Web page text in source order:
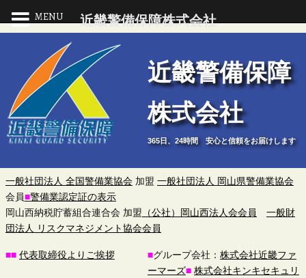
近
畿
警
備
保
障
株
近畿警備保障
株式会社
365日、24時間 安心と信頼をお届けします
一般社団法人 全国警備業協会 加盟 一般社団法人 岡山県警備業協会
会員■警備業認定証の表示
岡山西納税貯蓄組合連合会 加盟 （公社）岡山西法人会会員
一般財
団法人 リスクマネジメント協会会員
■■ 代表取締役よりご挨拶 ■グループ会社： 株式会社近畿ファ
ーマーズ■ 株式会社キンキセキュリ
MENU 近畿警備保障株式会社